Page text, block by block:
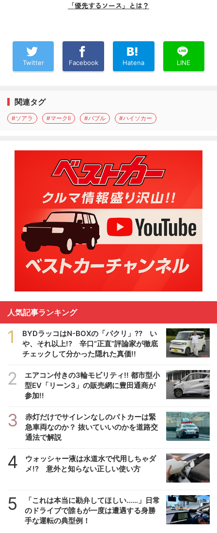
「優先するソース」とは？
Twitter Facebook Hatena LINE
関連タグ
#ソアラ #マークII #バブル #ハイソカー
人気記事ランキング
1
BYDラッコはN-BOXの「パクリ」?? い
や、それ以上!? 辛口”正直”評論家が徹底
チェックして分かった隠れた真価!!
2
エアコン付きの3輪モビリティ!! 都市型小
型EV「リーン3」の販売網に豊田通商が
参加!!
3
赤灯だけでサイレンなしのパトカーは緊
急車両なのか？ 抜いていいのかを道路交
通法で解説
4
ウォッシャー液は水道水で代用しちゃダ
メ!? 意外と知らない正しい使い方
5
「これは本当に勘弁してほしい……」日常
のドライブで誰もが一度は遭遇する身勝
手な運転の典型例！